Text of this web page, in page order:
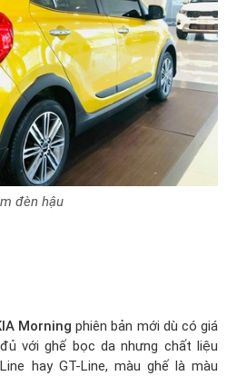
đèn hậu
Morning phiên bản mới dù có giá
với ghế bọc da nhưng chất liệu
hay GT-Line, màu ghế là màu